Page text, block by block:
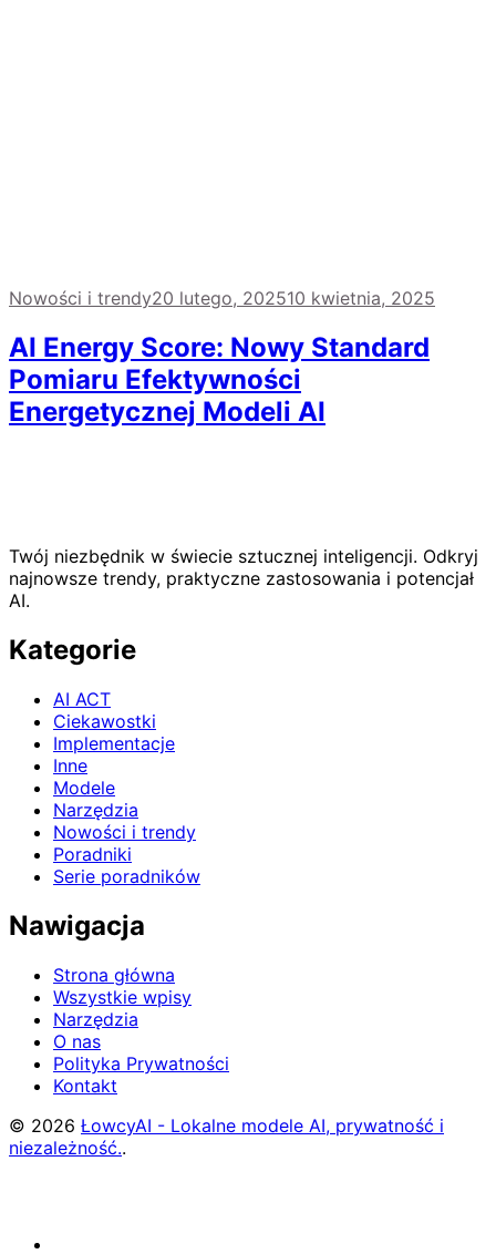
Nowości i trendy20 lutego, 202510 kwietnia, 2025
AI Energy Score: Nowy Standard
Pomiaru Efektywności
Energetycznej Modeli AI
Twój niezbędnik w świecie sztucznej inteligencji. Odkryj
najnowsze trendy, praktyczne zastosowania i potencjał
AI.
Kategorie
AI ACT
Ciekawostki
Implementacje
Inne
Modele
Narzędzia
Nowości i trendy
Poradniki
Serie poradników
Nawigacja
Strona główna
Wszystkie wpisy
Narzędzia
O nas
Polityka Prywatności
Kontakt
© 2026 ŁowcyAI - Lokalne modele AI, prywatność i
niezależność..